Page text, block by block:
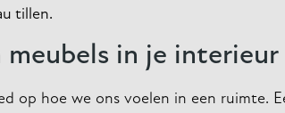
tillen.
meubels in je interieur
op hoe we ons voelen in een ruimte.